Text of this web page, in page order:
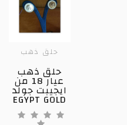
حلق ذهب
حلق ذهب
عيار 18 من
ايجيبت جولد
EGYPT GOLD